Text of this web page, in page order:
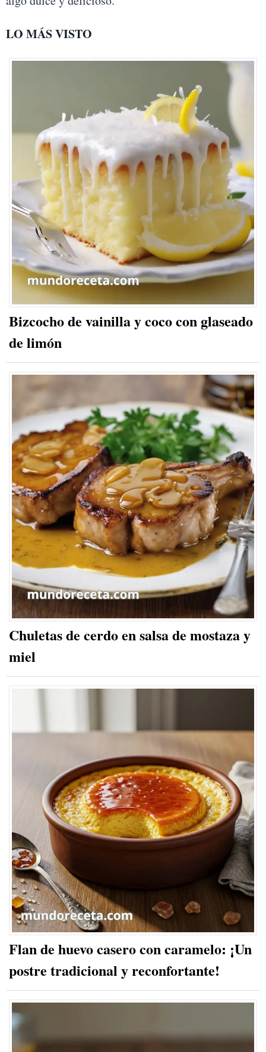
LO MÁS VISTO
Bizcocho de vainilla y coco con glaseado
de limón
Chuletas de cerdo en salsa de mostaza y
miel
Flan de huevo casero con caramelo: ¡Un
postre tradicional y reconfortante!